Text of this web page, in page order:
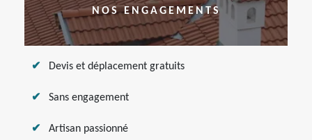
NOS ENGAGEMENTS
Devis et déplacement gratuits
Sans engagement
Artisan passionné